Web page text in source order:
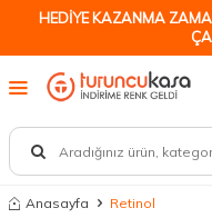
HEDİYE KAZANMA
Anasayfa Retinol